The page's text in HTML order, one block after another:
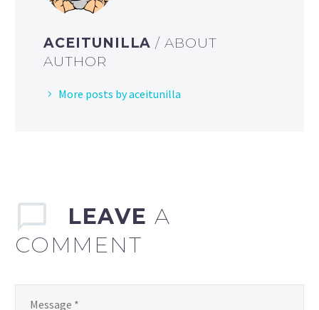
ACEITUNILLA/ ABOUT
AUTHOR
More posts by aceitunilla
LEAVE A
COMMENT